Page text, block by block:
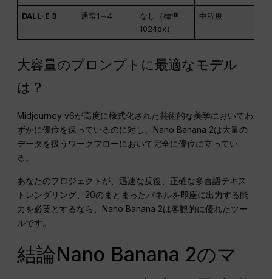
DALL-E 3 通常1～4
なし（標準
1024px）
中程度
大容量のプロンプトに最適なモデル
は？
Midjourney v6が高度に様式化された芸術的な美学においてわ
ずかに優位を保っているのに対し、Nano Banana 2は大量の
データを扱うワークフローにおいて完全に優位に立ってい
る。.
あなたのプロジェクトが、迅速な反復、正確な多言語テキス
トレンダリング、20のまとまったパネルを即座に出力する能
力を必要とするなら、Nano Banana 2は客観的に優れたツー
ルです。.
結論Nano Banana 2のマ